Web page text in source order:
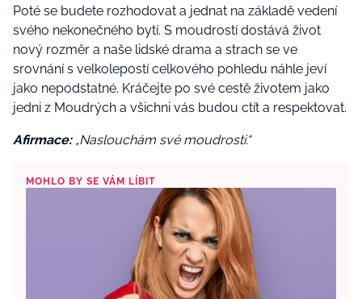
Poté se budete rozhodovat a jednat na základě vedení
svého nekonečného bytí. S moudrostí dostává život
nový rozměr a naše lidské drama a strach se ve
srovnání s velkolepostí celkového pohledu náhle jeví
jako nepodstatné. Kráčejte po své cestě životem jako
jedni z Moudrých a všichni vás budou ctít a respektovat.
Afirmace:„Naslouchám své moudrosti.“
MOHLO BY SE VÁM LÍBIT